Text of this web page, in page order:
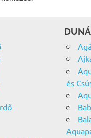
és